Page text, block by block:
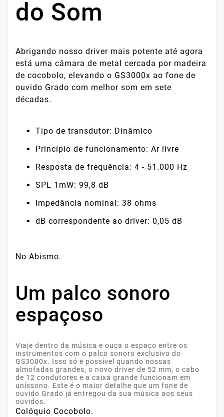
do Som
Abrigando nosso driver mais potente até agora
está uma câmara de metal cercada por madeira
de cocobolo, elevando o GS3000x ao fone de
ouvido Grado com melhor som em sete
décadas.
Tipo de transdutor: Dinâmico
Princípio de funcionamento: Ar livre
Resposta de frequência: 4 - 51.000 Hz
SPL 1mW: 99,8 dB
Impedância nominal: 38 ohms
dB correspondente ao driver: 0,05 dB
No Abismo.
Um palco sonoro
espaçoso
Viaje dentro da música e ouça o espaço entre os
instrumentos com o palco sonoro exclusivo do
GS3000x. Isso só é possível quando nossas
almofadas grandes, o novo driver de 52 mm, o cabo
de 12 condutores e a caixa grande funcionam em
uníssono. Este é o maior detalhe que um fone de
ouvido Grado já entregou da sua música aos seus
ouvidos.
Colóquio Cocobolo.